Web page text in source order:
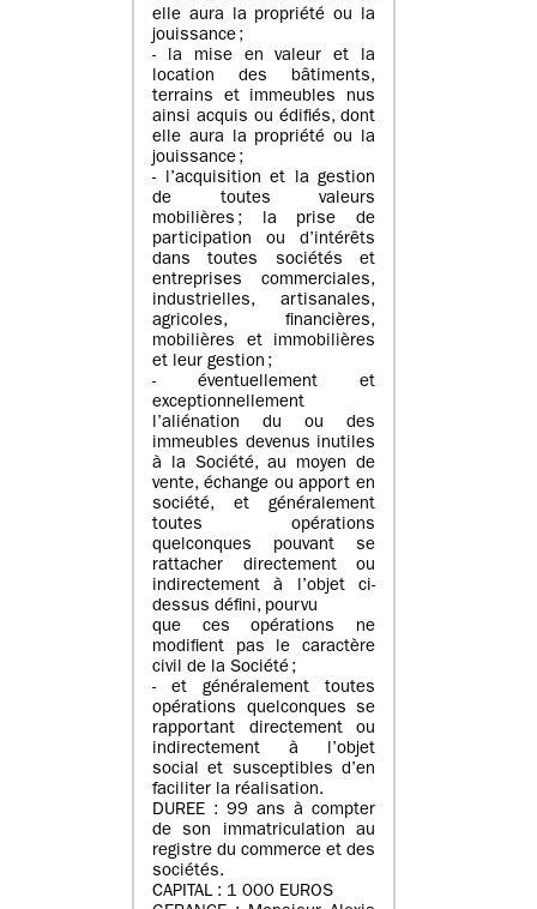
elle aura la propriété ou la
jouissance ;
- la mise en valeur et la
location des bâtiments,
terrains et immeubles nus
ainsi acquis ou édifiés, dont
elle aura la propriété ou la
jouissance ;
- l’acquisition et la gestion
de toutes valeurs
mobilières ; la prise de
participation ou d’intérêts
dans toutes sociétés et
entreprises commerciales,
industrielles, artisanales,
agricoles, financières,
mobilières et immobilières
et leur gestion ;
- éventuellement et
exceptionnellement
l’aliénation du ou des
immeubles devenus inutiles
à la Société, au moyen de
vente, échange ou apport en
société, et généralement
toutes opérations
quelconques pouvant se
rattacher directement ou
indirectement à l’objet ci-
dessus défini, pourvu
que ces opérations ne
modifient pas le caractère
civil de la Société ;
- et généralement toutes
opérations quelconques se
rapportant directement ou
indirectement à l’objet
social et susceptibles d’en
faciliter la réalisation.
DUREE : 99 ans à compter
de son immatriculation au
registre du commerce et des
sociétés.
CAPITAL : 1 000 EUROS